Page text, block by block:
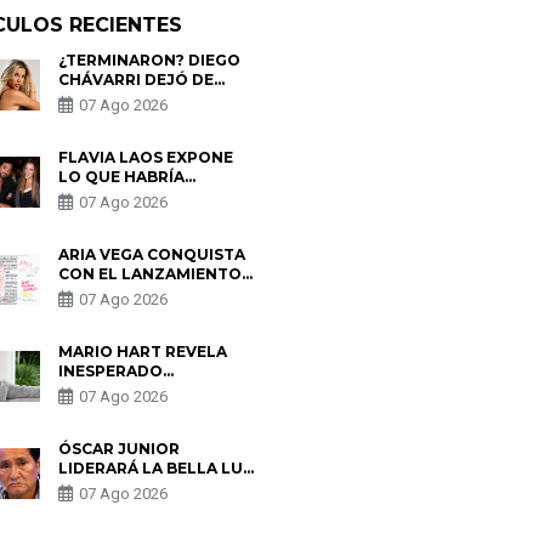
RECIENTES
¿TERMINARON? DIEGO
CHÁVARRI DEJÓ DE
SEGUIR A GABRIELA
HERRERA Y ANUNCIA SU
07 Ago 2026
FLAVIA LAOS EXPONE
LO QUE HABRÍA
BUSCADO PABLO
HEREDIA CON ALE
PARTES QUERÍA EL
REMEMBER”
07 Ago 2026
ARIA VEGA CONQUISTA
CON EL LANZAMIENTO
DE “TOTOTO (+4)”
07 Ago 2026
MARIO HART REVELA
INESPERADO
PROBLEMA DE SALUD
ANTES DE SEPARARSE
ENCONTRARON UN
TUMOR”
07 Ago 2026
ÓSCAR JUNIOR
LIDERARÁ LA BELLA LUZ
TRAS SALIDA DE SU
PADRE POR POLÉMICA
07 Ago 2026